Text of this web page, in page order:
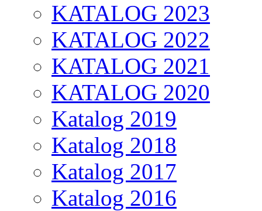
KATALOG 2023
KATALOG 2022
KATALOG 2021
KATALOG 2020
Katalog 2019
Katalog 2018
Katalog 2017
Katalog 2016